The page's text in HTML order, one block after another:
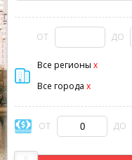
ОТ ДО
Все регионы x
Все города x
ОТ ДО